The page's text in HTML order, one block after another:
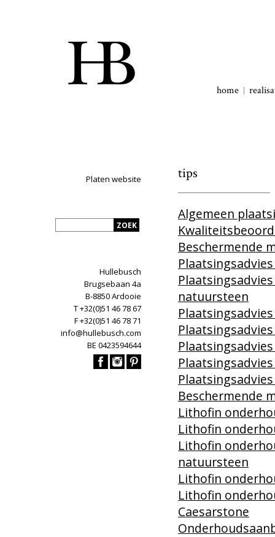
home
Platen website
Hullebusch
Brugsebaan 4a
B-8850 Ardooie
T +32(0)51 46 78 67
F +32(0)51 46 78 71
info@hullebusch.com
BE 0423594644
tips
Algemeen
Beschermende
natuursteen
Beschermende
Lithofin
Lithofin
Lithofin
natuursteen
Lithofin
Lithofin
Caesarstone